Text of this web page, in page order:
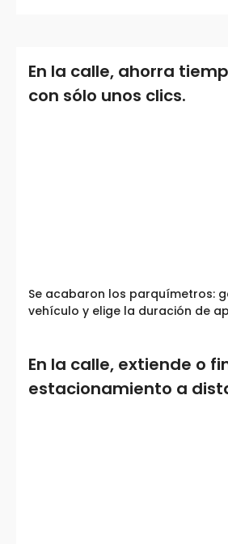
En la calle, ahorra
con sólo unos clics.
Se acabaron los parquímetros:
vehículo y elige la duración de
En la calle, extiende o
estacionamiento a